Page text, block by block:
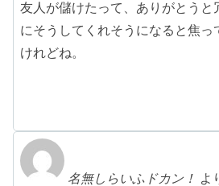
友人が儲けたって、ありがとうと
にそうしてくれそうになると焦っ
けれどね。
名無しらいふドカン！ よ